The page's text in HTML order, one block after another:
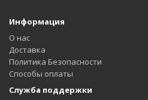
Информация
О нас
Доставка
Политика Безопасности
Способы оплаты
Служба поддержки